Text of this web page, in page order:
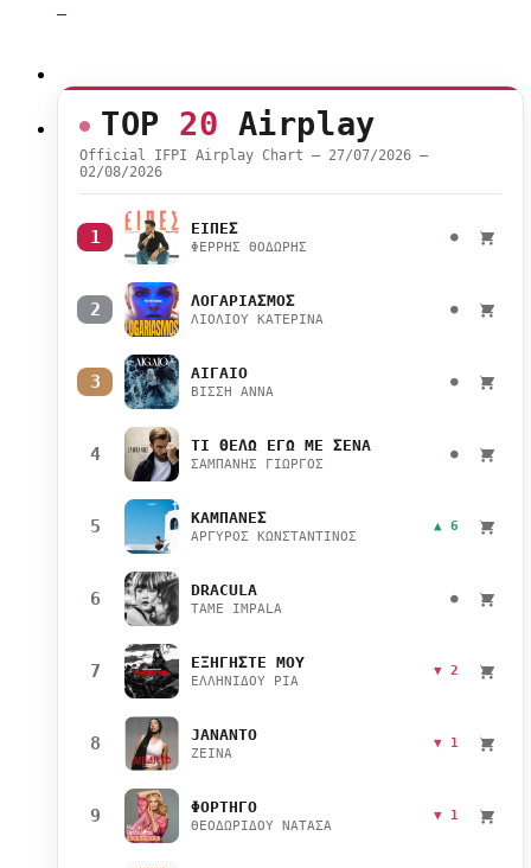
–
TOP 20 Airplay
Official IFPI Airplay Chart — 27/07/2026 –
02/08/2026
1 ΕΙΠΕΣ
ΦΕΡΡΗΣ ΘΟΔΩΡΗΣ
●
2 ΛΟΓΑΡΙΑΣΜΟΣ
ΛΙΟΛΙΟΥ ΚΑΤΕΡΙΝΑ
●
3 ΑΙΓΑΙΟ
ΒΙΣΣΗ ΑΝΝΑ
●
4 ΤΙ ΘΕΛΩ ΕΓΩ ΜΕ ΣΕΝΑ
ΣΑΜΠΑΝΗΣ ΓΙΩΡΓΟΣ
●
5 ΚΑΜΠΑΝΕΣ
ΑΡΓΥΡΟΣ ΚΩΝΣΤΑΝΤΙΝΟΣ
▲ 6
6 DRACULA
TAME IMPALA
●
7 ΕΞΗΓΗΣΤΕ ΜΟΥ
ΕΛΛΗΝΙΔΟΥ ΡΙΑ
▼ 2
8 JANANTO
ZEINA
▼ 1
9 ΦΟΡΤΗΓΟ
ΘΕΟΔΩΡΙΔΟΥ ΝΑΤΑΣΑ
▼ 1